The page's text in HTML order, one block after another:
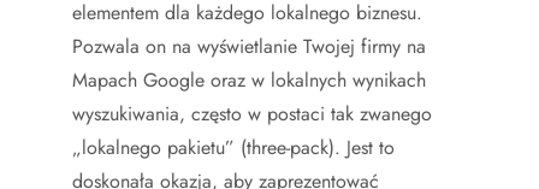
elementem dla każdego lokalnego biznesu.
Pozwala on na wyświetlanie Twojej firmy na
Mapach Google oraz w lokalnych wynikach
wyszukiwania, często w postaci tak zwanego
„lokalnego pakietu” (three-pack). Jest to
doskonała okazja, aby zaprezentować